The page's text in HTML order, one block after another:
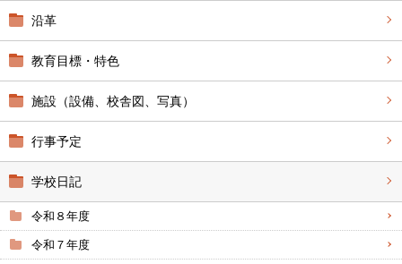
沿革
教育目標・特色
施設（設備、校舎図、写真）
行事予定
学校日記
令和８年度
令和７年度